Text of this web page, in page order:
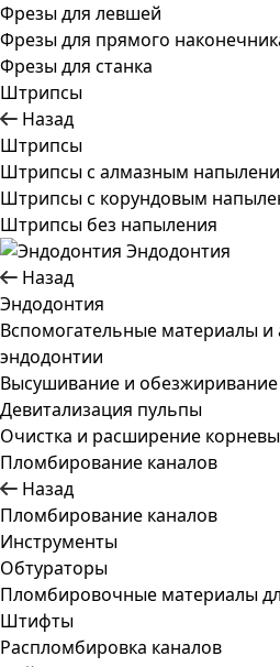
Фрезы для левшей
Фрезы для прямого
Фрезы для станка
Штрипсы
Назад
Штрипсы
Штрипсы c алмазным
Штрипсы c корундовым
Штрипсы без напыления
Эндодонтия
Назад
Эндодонтия
Вспомогательные материалы и
эндодонтии
Высушивание и обезжиривание
Девитализация пульпы
Очистка и расширение
Пломбирование каналов
Назад
Пломбирование каналов
Инструменты
Обтураторы
Пломбировочные материалы
Штифты
Распломбировка каналов